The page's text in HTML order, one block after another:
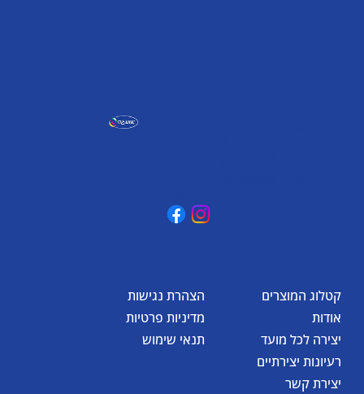
הצהרת נגישות
מדיניות פרטיות
תנאי שימוש
קטלוג המוצרים
אודות
יצירה לכל מועד
רעיונות יצירתיים
יצירת קשר